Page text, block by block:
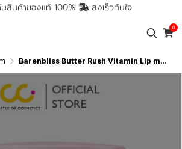
สินค้าของแท้ 100% ส่งเร็วทันใจ
0
Barenbliss Butter Rush Vitamin Lip mask ลิปมาส์กบำรุงริมฝีปาก นุ่มชุ่มชื้นตลอดทั้งวัน